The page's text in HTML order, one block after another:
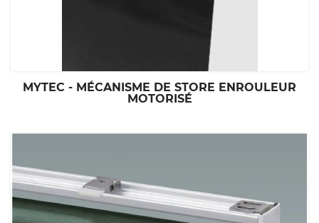
MYTEC - MÉCANISME DE STORE ENROULEUR
MOTORISÉ